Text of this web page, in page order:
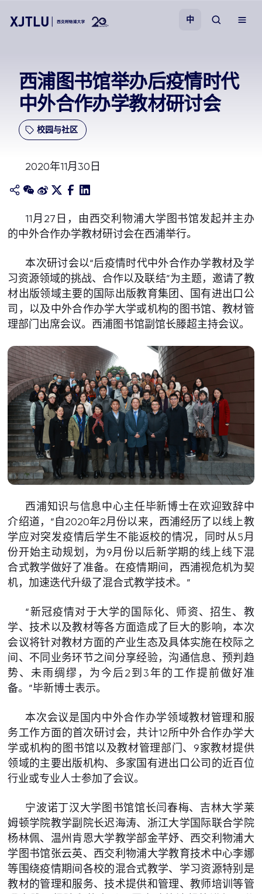
招生
科研
学院
关于我们
中
西浦图书馆举办后疫情时代
中外合作办学教材研讨会
校园与社区
2020年11月30日
11月27日，由西交利物浦大学图书馆发起并主办
的中外合作办学教材研讨会在西浦举行。
本次研讨会以“后疫情时代中外合作办学教材及学
习资源领域的挑战、合作以及联结”为主题，邀请了教
材出版领域主要的国际出版教育集团、国有进出口公
司，以及中外合作办学大学或机构的图书馆、教材管
理部门出席会议。西浦图书馆副馆长滕超主持会议。
西浦知识与信息中心主任毕新博士在欢迎致辞中
介绍道，“自2020年2月份以来，西浦经历了以线上教
学应对突发疫情后学生不能返校的情况，同时从5月
份开始主动规划，为9月份以后新学期的线上线下混
合式教学做好了准备。在疫情期间，西浦视危机为契
机，加速迭代升级了混合式教学技术。”
“新冠疫情对于大学的国际化、师资、招生、教
学、技术以及教材等各方面造成了巨大的影响，本次
会议将针对教材方面的产业生态及具体实施在校际之
间、不同业务环节之间分享经验，沟通信息、预判趋
势、未雨绸缪，为今后2到3年的工作提前做好准
备。”毕新博士表示。
本次会议是国内中外合作办学领域教材管理和服
务工作方面的首次研讨会，共计12所中外合作办学大
学或机构的图书馆以及教材管理部门、9家教材提供
领域的主要出版机构、多家国有进出口公司的近百位
行业或专业人士参加了会议。
宁波诺丁汉大学图书馆馆长闫春梅、吉林大学莱
姆顿学院教学副院长迟海涛、浙江大学国际联合学院
杨林佩、温州肯恩大学教学部金芊妤、西交利物浦大
学图书馆张云英、西交利物浦大学教育技术中心李娜
等围绕疫情期间各校的混合式教学、学习资源特别是
教材的管理和服务、技术提供和管理、教师培训等管